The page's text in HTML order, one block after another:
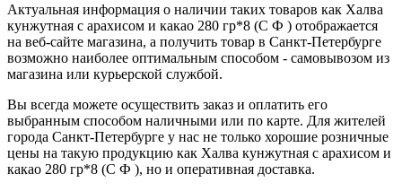
Актуальная информация о наличии таких товаров как Халва
кунжутная с арахисом и какао 280 гр*8 (С Ф ) отображается
на веб-сайте магазина, а получить товар в Санкт-Петербурге
возможно наиболее оптимальным способом - самовывозом из
магазина или курьерской службой.
Вы всегда можете осуществить заказ и оплатить его
выбранным способом наличными или по карте. Для жителей
города Санкт-Петербурге у нас не только хорошие розничные
цены на такую продукцию как Халва кунжутная с арахисом и
какао 280 гр*8 (С Ф ), но и оперативная доставка.